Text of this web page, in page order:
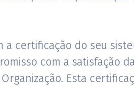
a certificação do seu
com a satisfação
Esta